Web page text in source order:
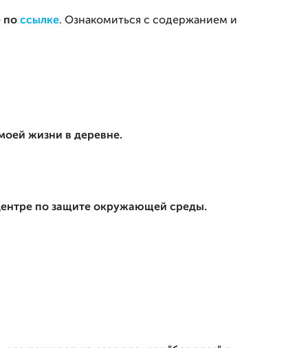
по ссылке. Ознакомиться с содержанием и
жизни в деревне.
по защите окружающей среды.